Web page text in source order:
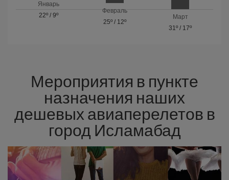
Январь
22º /9º
Февраль
25º/ 12º
Март
31º / 17º
Мероприятия в пункте
назначения наших
дешевых авиаперелетов в
город Исламабад